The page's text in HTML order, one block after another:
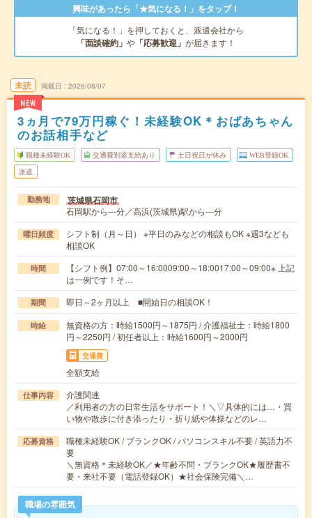
興味があったら「★気になる！」をタップ！
「気になる！」を押しておくと、派遣会社から
「面談確約」 や 「応募歓迎」 が届きます！
未読
NEW
掲載日 2026/08/07
3ヵ月で79万円稼ぐ！未経験OK＊おばあちゃん
のお話相手など
職種未経験OK 交通費別途支給あり 土日祝日が休み WEB登録OK
派遣
勤務地 茨城県石岡市
石岡駅から---分／高浜(茨城県)駅から---分
曜日頻度
シフト制（月～日） ※平日のみなどの相談もOK ※週3なども
相談OK
時間
【シフト例】07:00～16:0009:00～18:0017:00～09:00※ 上記
は一例です！そ…
期間 即日～2ヶ月以上 ■開始日の相談OK！
時給
無資格の方：時給1500円～1875円 / 介護福祉士：時給1800
円～2250円 / 初任者以上：時給1600円～2000円
交通費
全額支給
仕事内容
介護関連
／利用者の方の日常生活をサポート！＼▽具体的には…・買
い物や散歩に付き添ったり・折り紙や体操などのレ…
応募資格
職種未経験OK / ブランクOK / パソコンスキル不要 / 英語力不
要
＼無資格＊未経験OK／★年齢不問・ブランクOK★履歴書不
要・来社不要（電話登録OK）★社会保険完備＼…
職場の雰囲気